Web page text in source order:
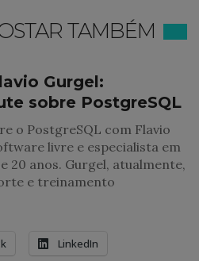
TAMBÉM
Gurgel:
sobre PostgreSQL
o PostgreSQL com Flavio
livre e especialista em
20 anos. Gurgel, atualmente,
e treinamento
LinkedIn